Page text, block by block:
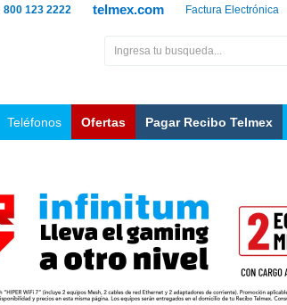
Factura Electrónica
telmex.com
800 123 2222
Teléfonos Ofertas Pagar Recibo Telmex